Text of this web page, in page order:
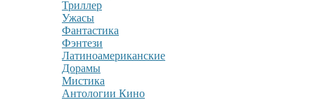
Триллер
Ужасы
Фантастика
Фэнтези
Латиноамериканские
Дорамы
Мистика
Антологии Кино